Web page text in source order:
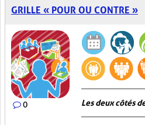
GRILLE « POUR OU CONTRE »
0 Les deux côtés